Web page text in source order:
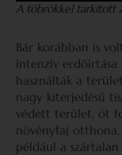
A töbrökkel tarkított
Bár korábban is
intenzív erdőirtása
használták a
nagy kiterjedésű
védett terület, öt
növényfaj
például a szártalan